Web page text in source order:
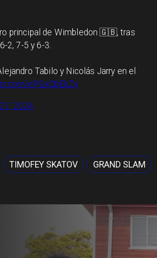
principal de Wimbledon 🇬🇧, tras
2, 7-5 y 6-3.
Tabilo y Nicolás Jarry en el
ePGxObEkZy
2024
TIMOFEY SKATOV GRAND SLAM